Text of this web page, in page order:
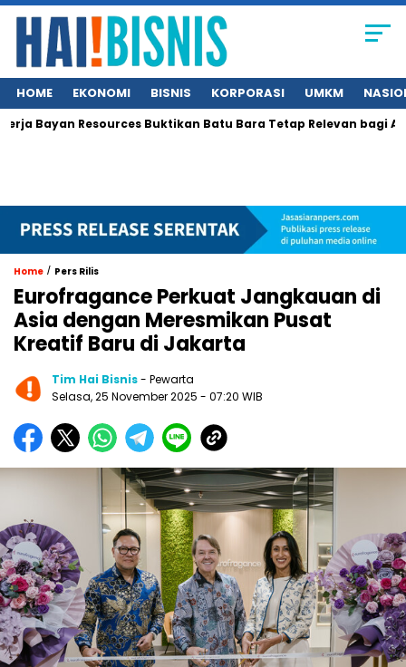
HOME EKONOMI BISNIS KORPORASI UMKM
Bayan Resources Buktikan Batu Bara Tetap Relevan bagi Asia
Home / Pers Rilis
Eurofragance Perkuat Jangkauan di
Asia dengan Meresmikan Pusat
Kreatif Baru di Jakarta
Tim Hai Bisnis- Pewarta
Selasa, 25 November 2025 - 07:20 WIB